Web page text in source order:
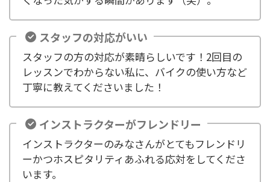
スタッフの対応がいい
スタッフの方の対応が素晴らしいです！2回目の
レッスンでわからない私に、バイクの使い方など
丁寧に教えてくださいました！
インストラクターがフレンドリー
インストラクターのみなさんがとてもフレンドリ
ーかつホスピタリティあふれる応対をしてくださ
います。